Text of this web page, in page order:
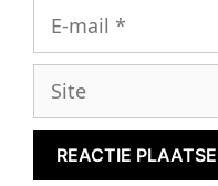
E-
Site